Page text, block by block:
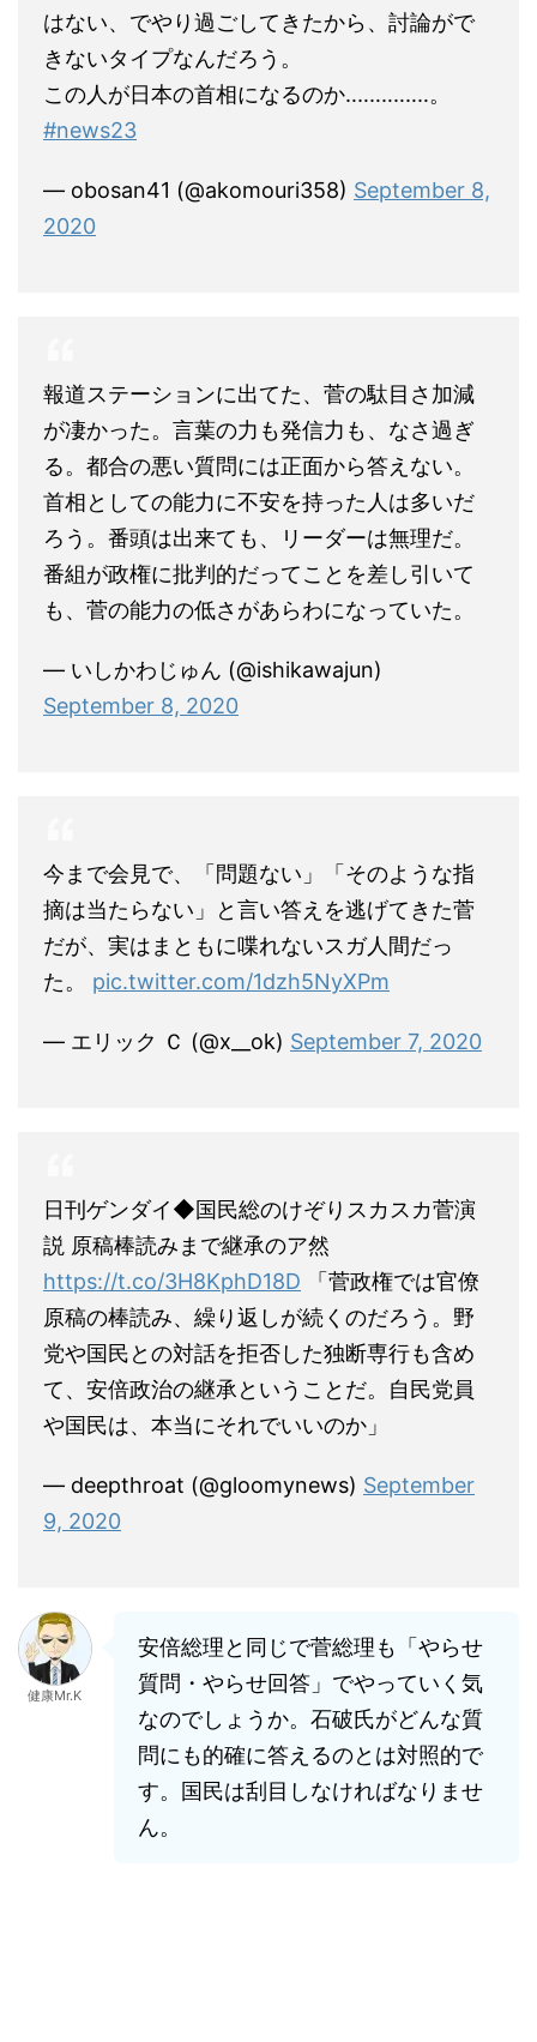
はない、でやり過ごしてきたから、討論がで
きないタイプなんだろう。
この人が日本の首相になるのか‥‥‥‥‥‥‥。
#news23
— obosan41 (@akomouri358) September 8,
2020
報道ステーションに出てた、菅の駄目さ加減
が凄かった。言葉の力も発信力も、なさ過ぎ
る。都合の悪い質問には正面から答えない。
首相としての能力に不安を持った人は多いだ
ろう。番頭は出来ても、リーダーは無理だ。
番組が政権に批判的だってことを差し引いて
も、菅の能力の低さがあらわになっていた。
— いしかわじゅん (@ishikawajun)
September 8, 2020
今まで会見で、「問題ない」「そのような指
摘は当たらない」と言い答えを逃げてきた菅
だが、実はまともに喋れないスガ人間だっ
た。 pic.twitter.com/1dzh5NyXPm
— エリック Ｃ (@x__ok) September 7, 2020
日刊ゲンダイ◆国民総のけぞりスカスカ菅演
説 原稿棒読みまで継承のア然
https://t.co/3H8KphD18D 「菅政権では官僚
原稿の棒読み、繰り返しが続くのだろう。野
党や国民との対話を拒否した独断専行も含め
て、安倍政治の継承ということだ。自民党員
や国民は、本当にそれでいいのか」
— deepthroat (@gloomynews) September
9, 2020
健康Mr.K
安倍総理と同じで菅総理も「やらせ
質問・やらせ回答」でやっていく気
なのでしょうか。石破氏がどんな質
問にも的確に答えるのとは対照的で
す。国民は刮目しなければなりませ
ん。